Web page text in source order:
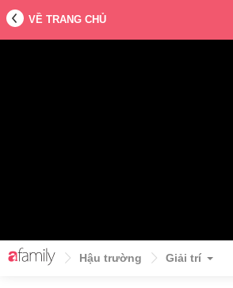
VỀ TRANG CHỦ
Hậu trường Giải trí